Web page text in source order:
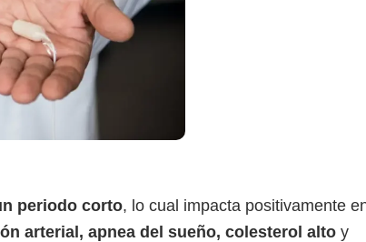
periodo corto, lo cual impacta positivamente
arterial, apnea del sueño, colesterol alto y